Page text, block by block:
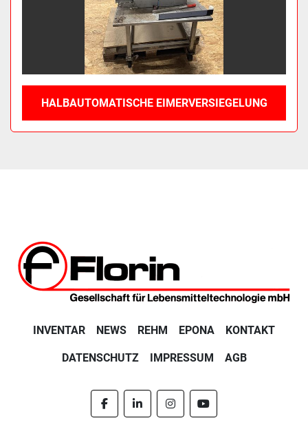
HALBAUTOMATISCHE EIMERVERSIEGELUNG
INVENTAR NEWS REHM EPONA KONTAKT
DATENSCHUTZ IMPRESSUM AGB
facebooklinkedininstagramyoutube